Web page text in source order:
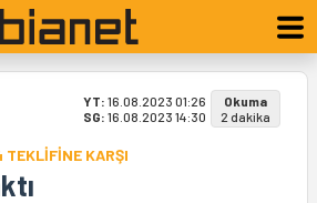
YT: 16.08.2023 01:26
SG: 16.08.2023 14:30
Okuma
2 dakika
TEKLİFİNE KARŞI